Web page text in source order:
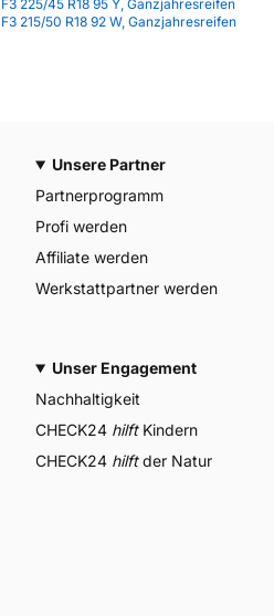
225/45 R18 95 Y, Ganzjahresreifen
215/50 R18 92 W, Ganzjahresreifen
Unsere Partner
Partnerprogramm
Profi werden
Affiliate werden
Werkstattpartner werden
Unser Engagement
Nachhaltigkeit
CHECK24 hilftKindern
CHECK24 hilftder Natur